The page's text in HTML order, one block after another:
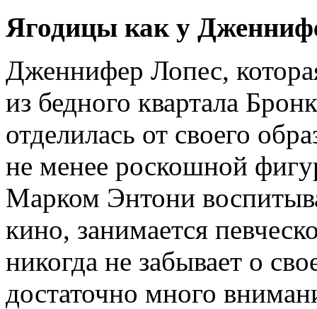
Ягодицы как у
Дженнифер Лопес,
из бедного квартала
отделилась от своего
не менее роскошной
Марком Энтони
кино, занимается
никогда не забывает о
достаточно много